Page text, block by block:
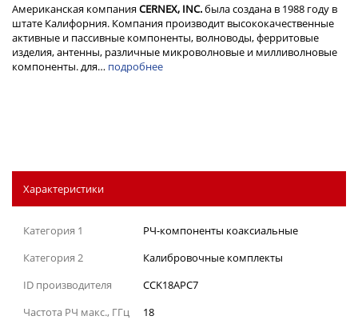
Американская компанияCERNEX, INC.была создана в 1988 году в
штате Калифорния. Компания производит высококачественные
активные и пассивные компоненты, волноводы, ферритовые
изделия, антенны, различные микроволновые и милливолновые
компоненты. для… подробнее
Характеристики
Категория 1
РЧ-компоненты коаксиальные
Категория 2
Калибровочные комплекты
ID производителя
CCK18APC7
Частота РЧ макс., ГГц
18